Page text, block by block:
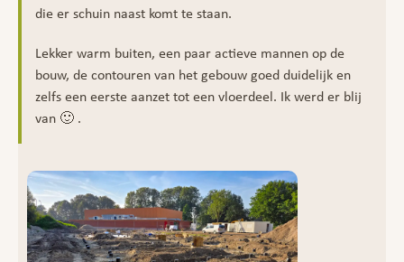
die er schuin naast komt te staan.
Lekker warm buiten, een paar actieve mannen op de
bouw, de contouren van het gebouw goed duidelijk en
zelfs een eerste aanzet tot een vloerdeel. Ik werd er blij
van 🙂 .